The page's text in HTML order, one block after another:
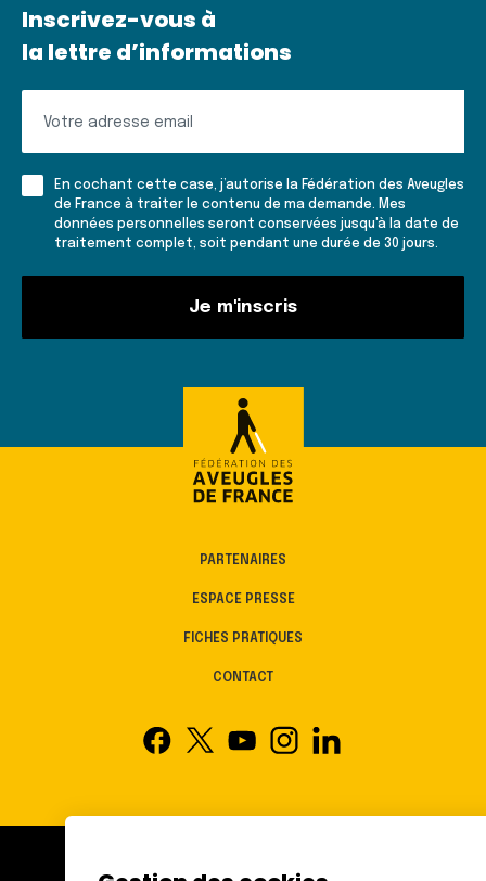
Inscrivez-vous à
la lettre d’informations
à
lettre
En cochant cette case, j’autorise la Fédération des Aveugles
de France à traiter le contenu de ma demande. Mes
données personnelles seront conservées jusqu'à la date de
traitement complet, soit pendant une durée de 30 jours.
Je m'inscris
PARTENAIRES
ESPACE PRESSE
FICHES PRATIQUES
CONTACT
FÉDÉRATION DES AVEUGLES